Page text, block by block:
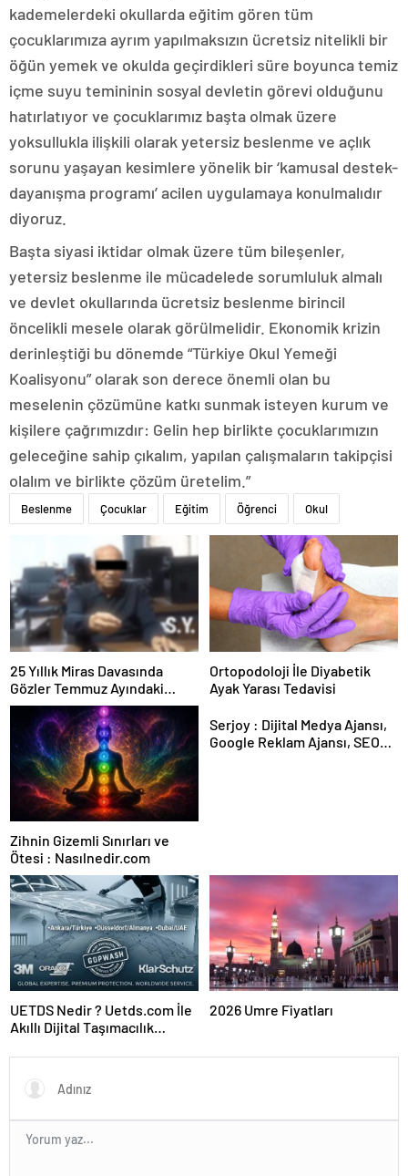
kademelerdeki okullarda eğitim gören tüm
çocuklarımıza ayrım yapılmaksızın ücretsiz nitelikli bir
öğün yemek ve okulda geçirdikleri süre boyunca temiz
içme suyu temininin sosyal devletin görevi olduğunu
hatırlatıyor ve çocuklarımız başta olmak üzere
yoksullukla ilişkili olarak yetersiz beslenme ve açlık
sorunu yaşayan kesimlere yönelik bir ‘kamusal destek-
dayanışma programı’ acilen uygulamaya konulmalıdır
diyoruz.
Başta siyasi iktidar olmak üzere tüm bileşenler,
yetersiz beslenme ile mücadelede sorumluluk almalı
ve devlet okullarında ücretsiz beslenme birincil
öncelikli mesele olarak görülmelidir. Ekonomik krizin
derinleştiği bu dönemde “Türkiye Okul Yemeği
Koalisyonu” olarak son derece önemli olan bu
meselenin çözümüne katkı sunmak isteyen kurum ve
kişilere çağrımızdır: Gelin hep birlikte çocuklarımızın
geleceğine sahip çıkalım, yapılan çalışmaların takipçisi
olalım ve birlikte çözüm üretelim.”
Beslenme Çocuklar Eğitim Öğrenci Okul
25 Yıllık Miras Davasında
Gözler Temmuz Ayındaki
Karar Duruşmasına Çevrildi
Ortopodoloji İle Diyabetik
Ayak Yarası Tedavisi
Zihnin Gizemli Sınırları ve
Ötesi : Nasılnedir.com
Serjoy : Dijital Medya Ajansı,
Google Reklam Ajansı, SEO
UETDS Nedir ? Uetds.com İle
Akıllı Dijital Taşımacılık
2026 Umre Fiyatları